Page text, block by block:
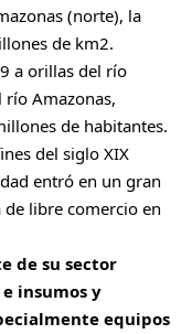
(norte), la
de km2.
a orillas del río
río Amazonas,
de habitantes.
del siglo XIX
entró en un gran
de libre comercio en
de su sector
insumos y
equipos